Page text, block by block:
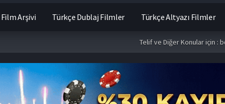
Film Arşivi Türkçe Dublaj Filmler Türkçe Altyazı Filmler
Telif ve Diğer Konular için :